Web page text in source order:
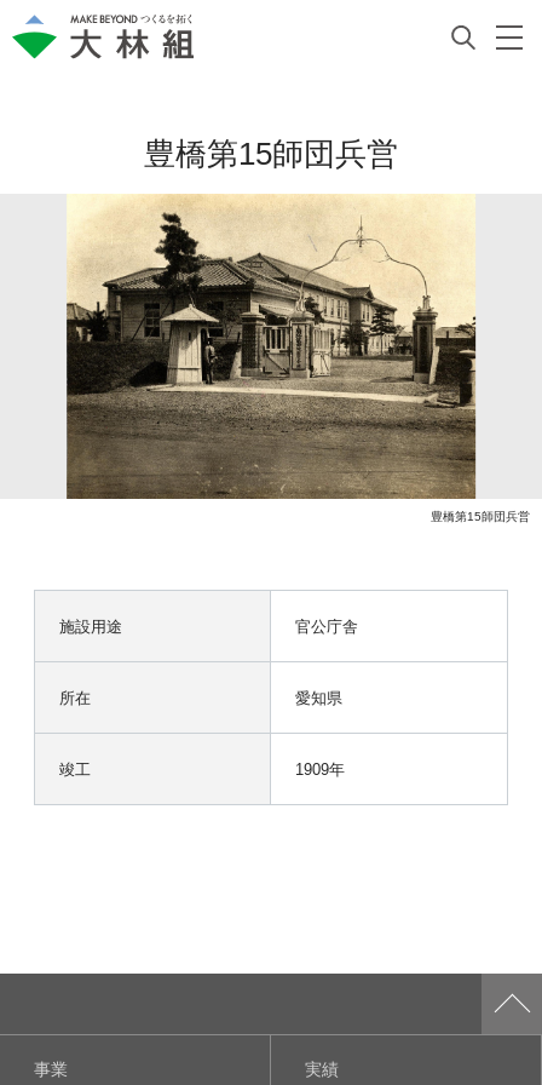
豊橋第15師団兵営
豊橋第15師団兵営
施設用途 官公庁舎
所在 愛知県
竣工 1909年
事業 実績